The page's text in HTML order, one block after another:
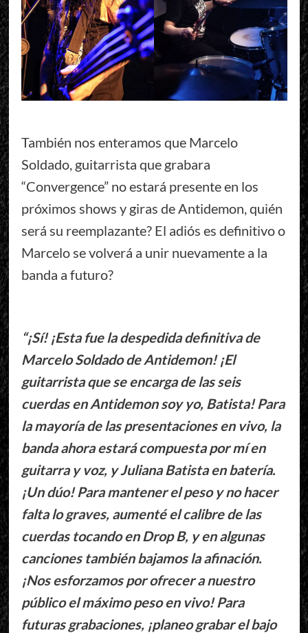
También nos enteramos que Marcelo
Soldado, guitarrista que grabara
“Convergence” no estará presente en los
próximos shows y giras de Antidemon, quién
será su reemplazante? El adiós es definitivo o
Marcelo se volverá a unir nuevamente a la
banda a futuro?
“¡Sí! ¡Esta fue la despedida definitiva de
Marcelo Soldado de Antidemon! ¡El
guitarrista que se encarga de las seis
cuerdas en Antidemon soy yo, Batista! Para
la mayoría de las presentaciones en vivo, la
banda ahora estará compuesta por mí en
guitarra y voz, y Juliana Batista en batería.
¡Un dúo! Para mantener el peso y no hacer
falta lo graves, aumenté el calibre de las
cuerdas tocando en Drop B, y en algunas
canciones también bajamos la afinación.
¡Nos esforzamos por ofrecer a nuestro
público el máximo peso en vivo! Para
futuras grabaciones, ¡planeo grabar el bajo